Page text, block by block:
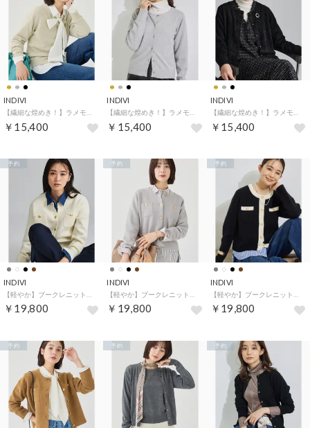
INDIVI
￥15,400
INDIVI
￥15,400
INDIVI
￥15,400
INDIVI
￥19,800
予約
INDIVI
￥19,800
予約
INDIVI
￥19,800
予約
予約 予約 予約